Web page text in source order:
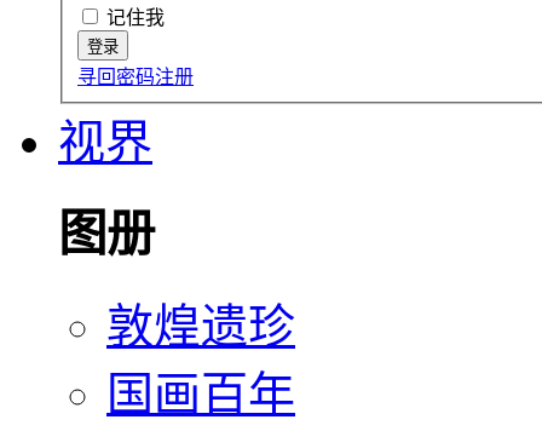
记住我
寻回密码注册
视界
图册
敦煌遗珍
国画百年